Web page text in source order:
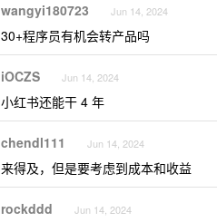
wangyi180723 Jun 14, 2024
30+程序员有机会转产品吗
iOCZS Jun 14, 2024
小红书还能干 4 年
chendl111 Jun 14, 2024
来得及，但是要考虑到成本和收益
rockddd Jun 14, 2024